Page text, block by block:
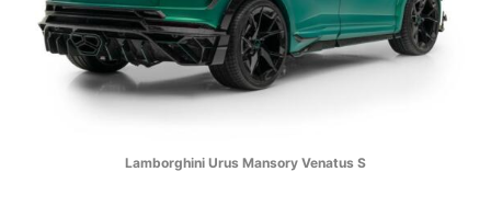
Lamborghini Urus Mansory Venatus S